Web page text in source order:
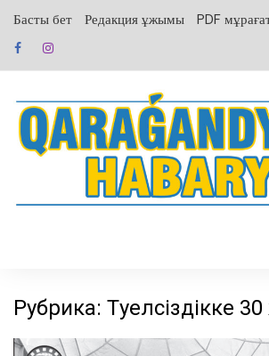
содержанию
Басты бет Редакция ұжымы PDF
Рубрика: Тәуелсіздікке